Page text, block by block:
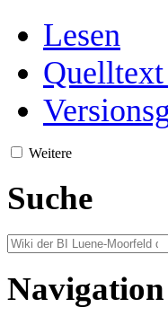
Lesen
Weitere
Suche
Navigation